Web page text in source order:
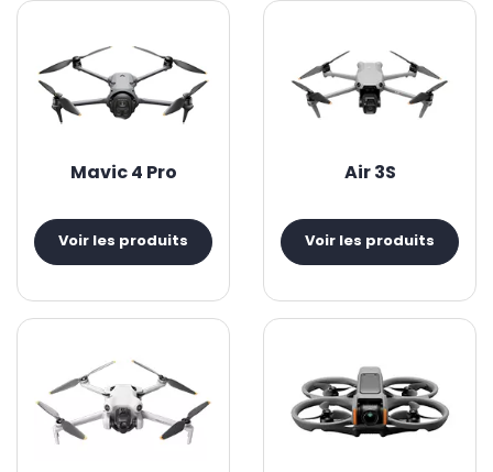
Mavic 4 Pro
Voir les produits
Air 3S
Voir les produits